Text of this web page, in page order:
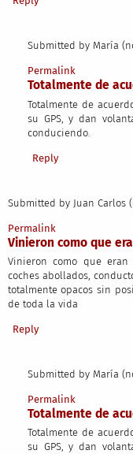
Submitted by María
In reply to
Permalink
Totalmente de
Totalmente de
su GPS, y dan
conduciendo.
Reply
Submitted by Juan Carlos
Permalink
Vinieron como que
Vinieron como que
coches abollados,
totalmente opacos sin
de toda la vida
Reply
Submitted by María
In reply to
Permalink
Totalmente de
Totalmente de
su GPS, y dan